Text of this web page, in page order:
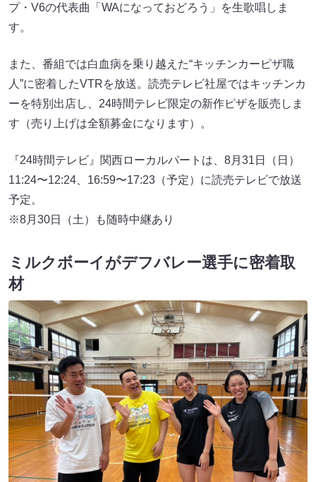
プ・V6の代表曲「WAになっておどろう」を生歌唱しま
す。
また、番組では白血病を乗り越えた“キッチンカーピザ職
人”に密着したVTRを放送。読売テレビ社屋ではキッチンカ
ーを特別出店し、24時間テレビ限定の新作ピザを販売しま
す（売り上げは全額募金になります）。
『24時間テレビ』関西ローカルパートは、8月31日（日）
11:24〜12:24、16:59〜17:23（予定）に読売テレビで放送
予定。
※8月30日（土）も随時中継あり
ミルクボーイがデフバレー選手に密着取
材